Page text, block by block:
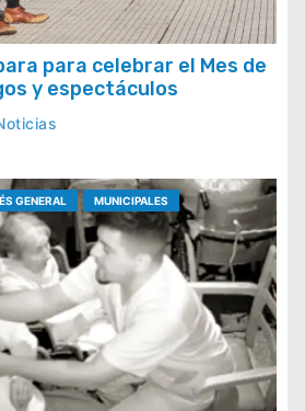
para celebrar el Mes de
y espectáculos
GENERAL MUNICIPALES